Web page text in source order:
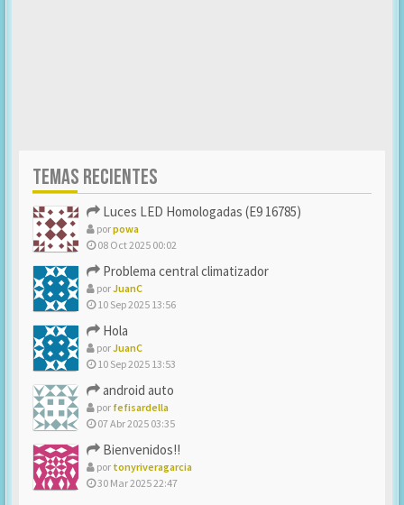
TEMAS RECIENTES
Luces LED Homologadas (E9 16785)
porpowa
08 Oct 2025 00:02
Problema central climatizador
porJuanC
10 Sep 2025 13:56
Hola
porJuanC
10 Sep 2025 13:53
android auto
por fefisardella
07 Abr 2025 03:35
Bienvenidos!!
por tonyriveragarcia
30 Mar 2025 22:47